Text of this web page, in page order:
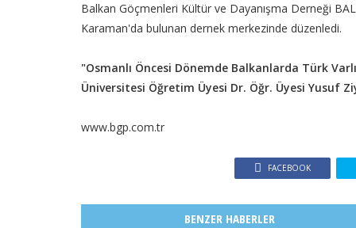
Balkan Göçmenleri Kültür ve Dayanışma Derneği
Karaman'da bulunan dernek merkezinde düzenledi.
​"Osmanlı Öncesi Dönemde Balkanlarda Türk
Üniversitesi Öğretim Üyesi Dr. Öğr. Üyesi Yusuf
www.bgp.com.tr
FACEBOOK
BENZER HABERLER